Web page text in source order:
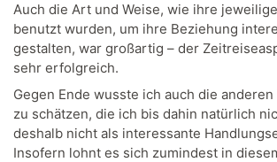
Auch die Art und Weise, wie ihre
benutzt wurden, um ihre Beziehung
gestalten, war großartig – der
sehr erfolgreich.
Gegen Ende wusste ich auch die
zu schätzen, die ich bis dahin natürlich
deshalb nicht als interessante
Insofern lohnt es sich zumindest in